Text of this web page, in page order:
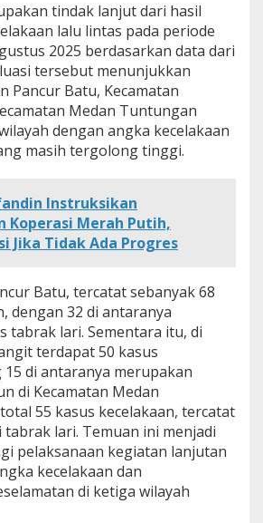
tindak lanjut dari hasil
lalu lintas pada periode
2025 berdasarkan data dari
tersebut menunjukkan
Pancur Batu, Kecamatan
Medan Tuntungan
dengan angka kecelakaan
masih tergolong tinggi.
Instruksikan
Koperasi Merah Putih,
Jika Tidak Ada Progres
Batu, tercatat sebanyak 68
dengan 32 di antaranya
tabrak lari. Sementara itu, di
terdapat 50 kasus
15 di antaranya merupakan
di Kecamatan Medan
55 kasus kecelakaan, tercatat
tabrak lari. Temuan ini menjadi
pelaksanaan kegiatan lanjutan
kecelakaan dan
di ketiga wilayah